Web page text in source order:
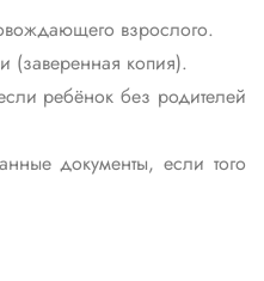
взрослого.
(заверенная копия).
ребёнок без родителей
документы, если того